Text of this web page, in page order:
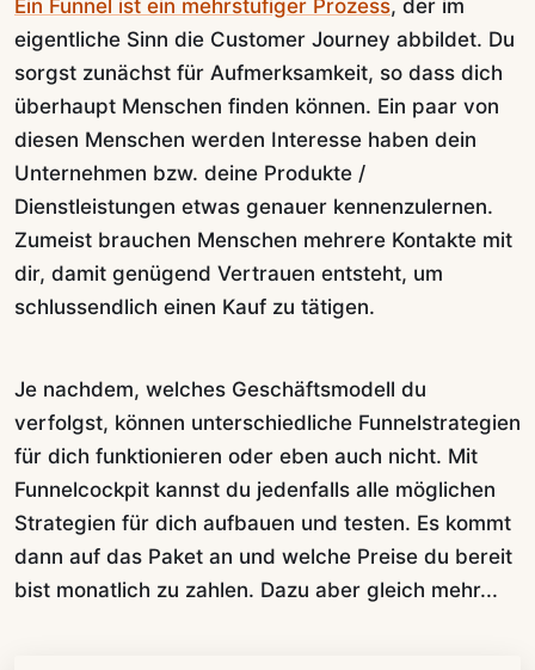
Ein Funnel ist ein mehrstufiger Prozess, der im
eigentliche Sinn die Customer Journey abbildet. Du
sorgst zunächst für Aufmerksamkeit, so dass dich
überhaupt Menschen finden können. Ein paar von
diesen Menschen werden Interesse haben dein
Unternehmen bzw. deine Produkte /
Dienstleistungen etwas genauer kennenzulernen.
Zumeist brauchen Menschen mehrere Kontakte mit
dir, damit genügend Vertrauen entsteht, um
schlussendlich einen Kauf zu tätigen.
Je nachdem, welches Geschäftsmodell du
verfolgst, können unterschiedliche Funnelstrategien
für dich funktionieren oder eben auch nicht. Mit
Funnelcockpit kannst du jedenfalls alle möglichen
Strategien für dich aufbauen und testen. Es kommt
dann auf das Paket an und welche Preise du bereit
bist monatlich zu zahlen. Dazu aber gleich mehr...